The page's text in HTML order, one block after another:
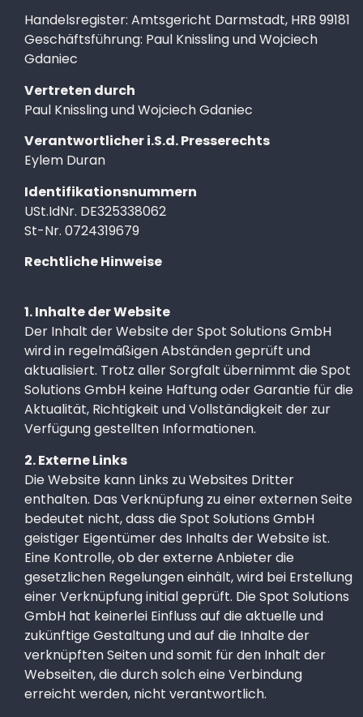
Handelsregister: Amtsgericht Darmstadt, HRB 99181
Geschäftsführung: Paul Knissling und Wojciech
Gdaniec
Vertreten durch
Paul Knissling und Wojciech Gdaniec
Verantwortlicher i.S.d. Presserechts
Eylem Duran
Identifikationsnummern
USt.IdNr. DE325338062
St-Nr. 0724319679
Rechtliche Hinweise
1. Inhalte der Website
Der Inhalt der Website der Spot Solutions GmbH
wird in regelmäßigen Abständen geprüft und
aktualisiert. Trotz aller Sorgfalt übernimmt die Spot
Solutions GmbH keine Haftung oder Garantie für die
Aktualität, Richtigkeit und Vollständigkeit der zur
Verfügung gestellten Informationen.
2. Externe Links
Die Website kann Links zu Websites Dritter
enthalten. Das Verknüpfung zu einer externen Seite
bedeutet nicht, dass die Spot Solutions GmbH
geistiger Eigentümer des Inhalts der Website ist.
Eine Kontrolle, ob der externe Anbieter die
gesetzlichen Regelungen einhält, wird bei Erstellung
einer Verknüpfung initial geprüft. Die Spot Solutions
GmbH hat keinerlei Einfluss auf die aktuelle und
zukünftige Gestaltung und auf die Inhalte der
verknüpften Seiten und somit für den Inhalt der
Webseiten, die durch solch eine Verbindung
erreicht werden, nicht verantwortlich.